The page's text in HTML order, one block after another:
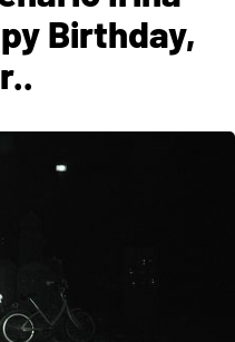
Birthday,